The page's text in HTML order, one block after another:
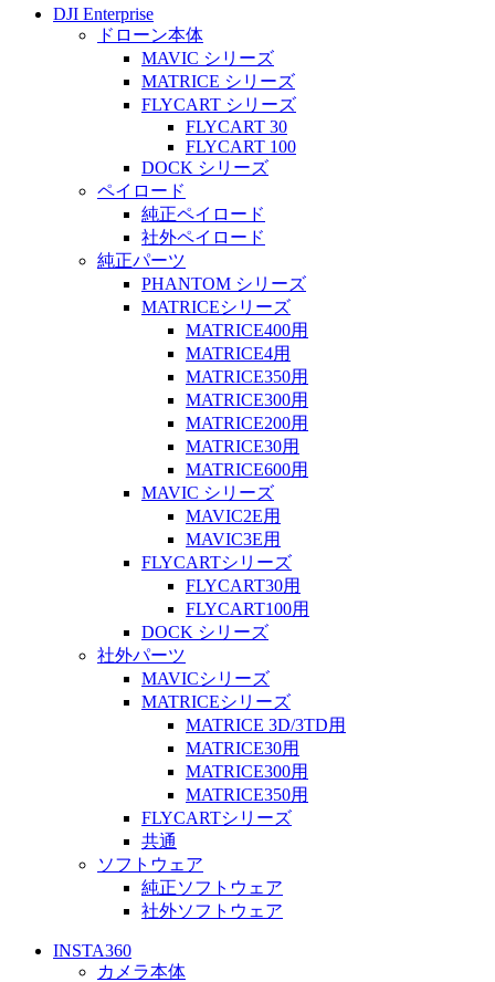
DJI Enterprise
ドローン本体
MAVIC シリーズ
MATRICE シリーズ
FLYCART シリーズ
FLYCART 30
FLYCART 100
DOCK シリーズ
ペイロード
純正ペイロード
社外ペイロード
純正パーツ
PHANTOM シリーズ
MATRICEシリーズ
MATRICE400用
MATRICE4用
MATRICE350用
MATRICE300用
MATRICE200用
MATRICE30用
MATRICE600用
MAVIC シリーズ
MAVIC2E用
MAVIC3E用
FLYCARTシリーズ
FLYCART30用
FLYCART100用
DOCK シリーズ
社外パーツ
MAVICシリーズ
MATRICEシリーズ
MATRICE 3D/3TD用
MATRICE30用
MATRICE300用
MATRICE350用
FLYCARTシリーズ
共通
ソフトウェア
純正ソフトウェア
社外ソフトウェア
INSTA360
カメラ本体